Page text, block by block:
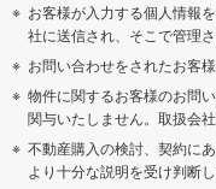
お客様が入力する個人情報
社に送信され、そこで管理さ
お問い合わせをされたお客
物件に関するお客様のお問
関与いたしません。取扱会
不動産購入の検討、契約に
より十分な説明を受け判断し